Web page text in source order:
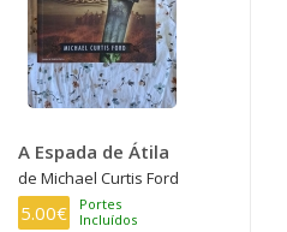
A Espada de Átila
de Michael Curtis Ford
5.00€
Portes
Incluídos